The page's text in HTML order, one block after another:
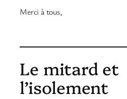
Merci à tous,
Le mitard et
l’isolement